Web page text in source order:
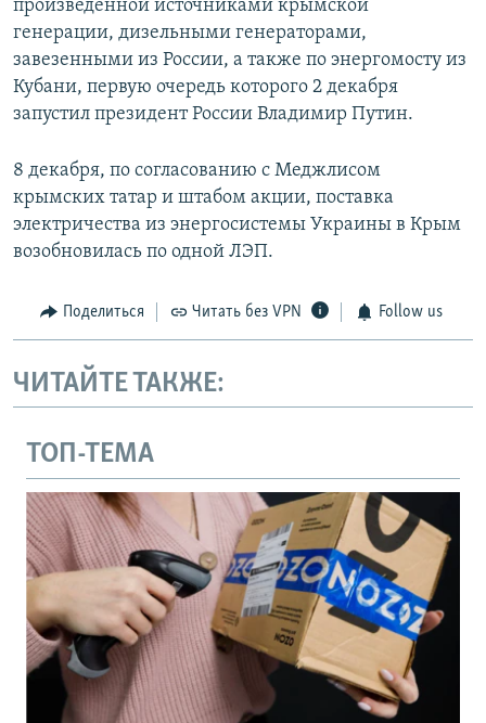
произведенной источниками крымской
генерации, дизельными генераторами,
завезенными из России, а также по энергомосту из
Кубани, первую очередь которого 2 декабря
запустил президент России Владимир Путин.
8 декабря, по согласованию с Меджлисом
крымских татар и штабом акции, поставка
электричества из энергосистемы Украины в Крым
возобновилась по одной ЛЭП.
Поделиться Читать без VPN Follow us
ЧИТАЙТЕ ТАКЖЕ:
ТОП-ТЕМА